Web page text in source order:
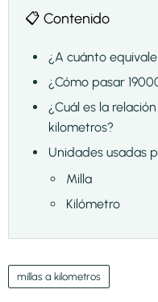
📋 Contenido
¿A cuánto
¿Cómo pasar
¿Cuál es la
kilometros?
Unidades usadas
Milla
Kilómetro
millas a kilometros